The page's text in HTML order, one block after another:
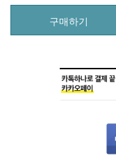
구매하기